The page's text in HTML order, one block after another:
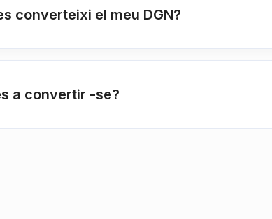
converteixi el meu DGN?
a convertir -se?